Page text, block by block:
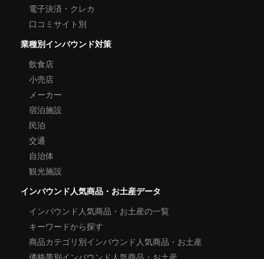
電子決済・クレカ
口コミサイト別
業種別インバウンド対策
飲食店
小売店
メーカー
宿泊施設
民泊
交通
自治体
観光施設
インバウンド人気商品・お土産データ
インバウンド人気商品・お土産の一覧
キーワードから探す
商品カテゴリ別インバウンド人気商品・お土産